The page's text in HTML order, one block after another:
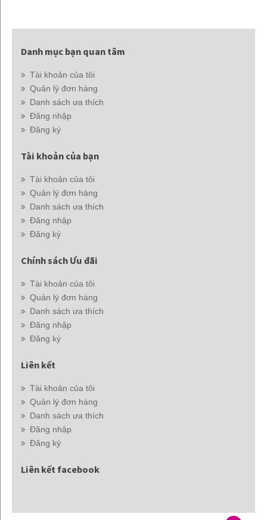
Danh mục bạn quan tâm
Tài khoản của tôi
Quản lý đơn hàng
Danh sách ưa thích
Đăng nhập
Đăng ký
Tài khoản của bạn
Tài khoản của tôi
Quản lý đơn hàng
Danh sách ưa thích
Đăng nhập
Đăng ký
Chính sách Ưu đãi
Tài khoản của tôi
Quản lý đơn hàng
Danh sách ưa thích
Đăng nhập
Đăng ký
Liên kết
Tài khoản của tôi
Quản lý đơn hàng
Danh sách ưa thích
Đăng nhập
Đăng ký
Liên kết facebook